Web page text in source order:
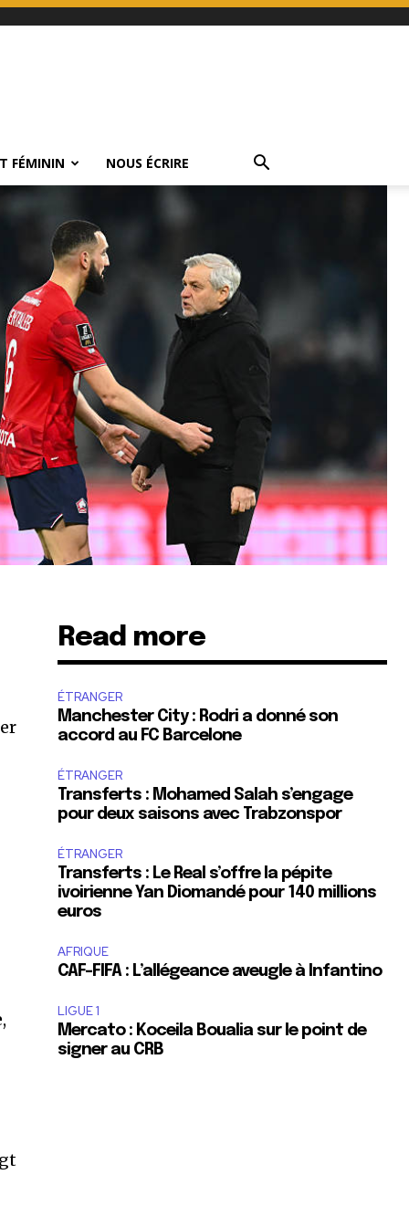
FÉMININ NOUS ÉCRIRE
Read more
ÉTRANGER
Manchester City : Rodri a donné son
accord au FC Barcelone
ÉTRANGER
Transferts : Mohamed Salah s’engage
pour deux saisons avec Trabzonspor
ÉTRANGER
Transferts : Le Real s’offre la pépite
ivoirienne Yan Diomandé pour 140 millions
euros
AFRIQUE
CAF-FIFA : L’allégeance aveugle à Infantino
LIGUE 1
Mercato : Koceila Boualia sur le point de
signer au CRB